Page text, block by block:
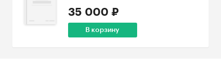
35 000 ₽
В корзину